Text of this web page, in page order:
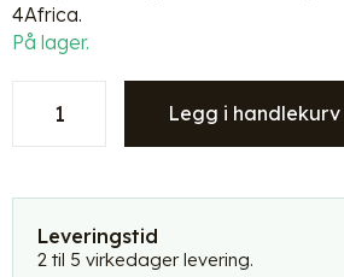
4Africa.
På lager.
veske
-
Creamy
beige
Legg i handlekurv
Leveringstid
2 til 5 virkedager levering.